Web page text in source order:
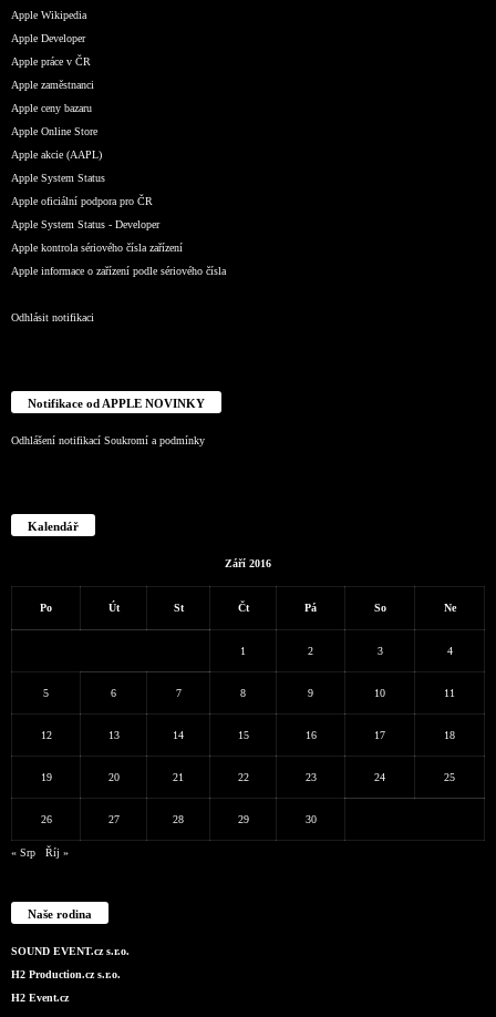
Apple Wikipedia
Apple Developer
Apple práce v ČR
Apple zaměstnanci
Apple ceny bazaru
Apple Online Store
Apple akcie (AAPL)
Apple System Status
Apple oficiální podpora pro ČR
Apple System Status - Developer
Apple kontrola sériového čísla zařízení
Apple informace o zařízení podle sériového čísla
Odhlásit notifikaci
Notifikace od APPLE NOVINKY
Odhlášení notifikací Soukromí a podmínky
Kalendář
Září 2016
Po Út St Čt Pá So Ne
1 2 3 4
5 6 7 8 9 10 11
12 13 14 15 16 17 18
19 20 21 22 23 24 25
26 27 28 29 30
« Srp Říj »
Naše rodina
SOUND EVENT.cz s.r.o.
H2 Production.cz s.r.o.
H2 Event.cz